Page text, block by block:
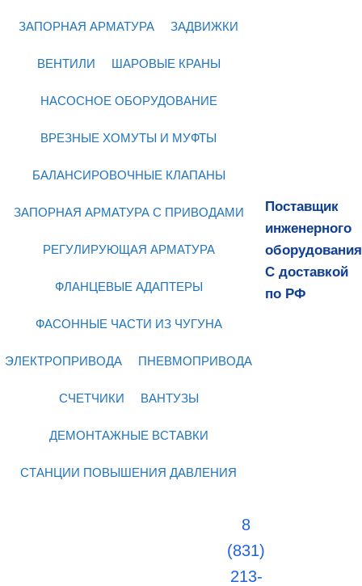
ЗАПОРНАЯ АРМАТУРА ЗАДВИЖКИ
ВЕНТИЛИ ШАРОВЫЕ КРАНЫ
НАСОСНОЕ ОБОРУДОВАНИЕ
ВРЕЗНЫЕ ХОМУТЫ И МУФТЫ
БАЛАНСИРОВОЧНЫЕ КЛАПАНЫ
ЗАПОРНАЯ АРМАТУРА С ПРИВОДАМИ
РЕГУЛИРУЮЩАЯ АРМАТУРА
ФЛАНЦЕВЫЕ АДАПТЕРЫ
ФАСОННЫЕ ЧАСТИ ИЗ ЧУГУНА
ЭЛЕКТРОПРИВОДА ПНЕВМОПРИВОДА
СЧЕТЧИКИ ВАНТУЗЫ
ДЕМОНТАЖНЫЕ ВСТАВКИ
СТАНЦИИ ПОВЫШЕНИЯ ДАВЛЕНИЯ
Поставщик
инженерного
оборудования
С доставкой
по РФ
8
(831)
213-